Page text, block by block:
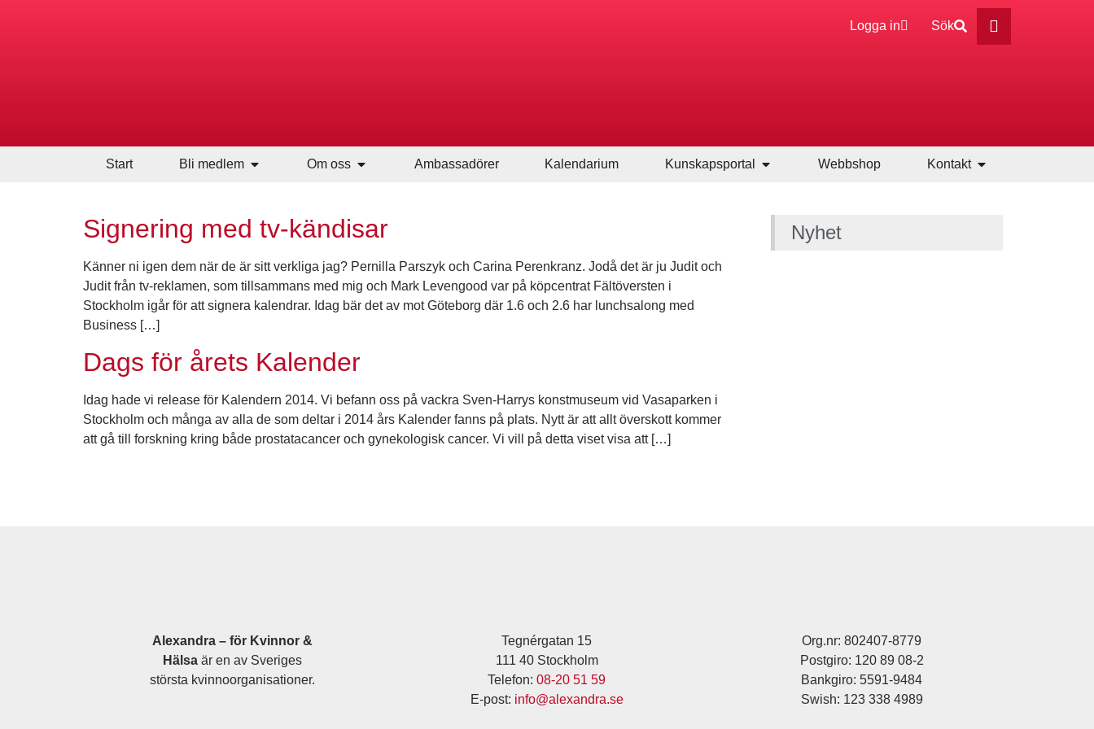
Logga in Sök
Start Bli medlem Om oss Ambassadörer Kalendarium Kunskapsportal Webbshop Kontakt
Signering med tv-kändisar
Känner ni igen dem när de är sitt verkliga jag? Pernilla Parszyk och Carina Perenkranz. Jodå det är ju Judit och
Judit från tv-reklamen, som tillsammans med mig och Mark Levengood var på köpcentrat Fältöversten i
Stockholm igår för att signera kalendrar. Idag bär det av mot Göteborg där 1.6 och 2.6 har lunchsalong med
Business […]
Dags för årets Kalender
Idag hade vi release för Kalendern 2014. Vi befann oss på vackra Sven-Harrys konstmuseum vid Vasaparken i
Stockholm och många av alla de som deltar i 2014 års Kalender fanns på plats. Nytt är att allt överskott kommer
att gå till forskning kring både prostatacancer och gynekologisk cancer. Vi vill på detta viset visa att […]
Nyhet
Alexandra – för Kvinnor &
Hälsaär en av Sveriges
största kvinnoorganisationer.
Tegnérgatan 15
111 40 Stockholm
Telefon:08-20 51 59
E-post: info@alexandra.se
Org.nr: 802407-8779
Postgiro: 120 89 08-2
Bankgiro: 5591-9484
Swish: 123 338 4989